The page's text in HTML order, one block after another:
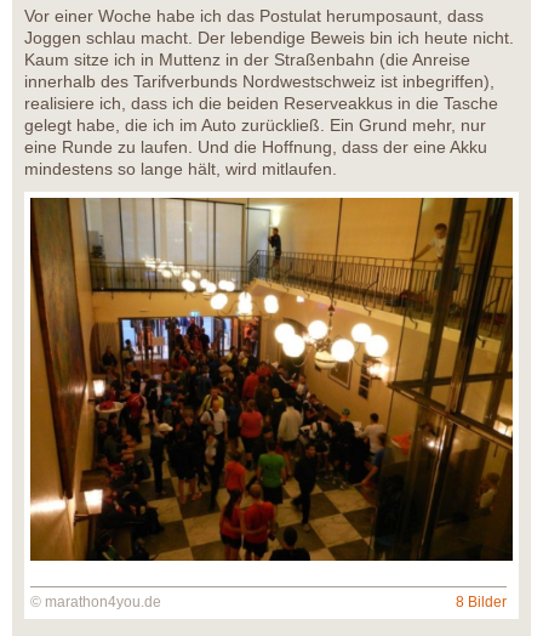
Vor einer Woche habe ich das Postulat herumposaunt, dass
Joggen schlau macht. Der lebendige Beweis bin ich heute nicht.
Kaum sitze ich in Muttenz in der Straßenbahn (die Anreise
innerhalb des Tarifverbunds Nordwestschweiz ist inbegriffen),
realisiere ich, dass ich die beiden Reserveakkus in die Tasche
gelegt habe, die ich im Auto zurückließ. Ein Grund mehr, nur
eine Runde zu laufen. Und die Hoffnung, dass der eine Akku
mindestens so lange hält, wird mitlaufen.
© marathon4you.de 8 Bilder